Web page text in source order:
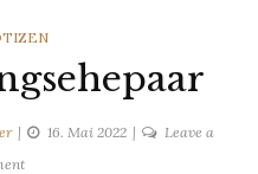
16. Mai 2022
Leave a
on